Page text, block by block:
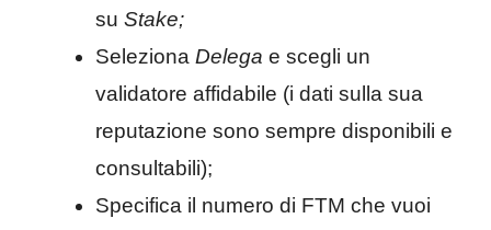
su Stake;
Seleziona Delega e scegli un
validatore affidabile (i dati sulla sua
reputazione sono sempre disponibili e
consultabili);
Specifica il numero di FTM che vuoi